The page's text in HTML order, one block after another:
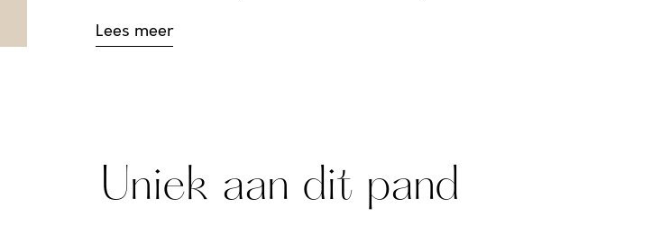
Lees meer
Uniek aan dit pand